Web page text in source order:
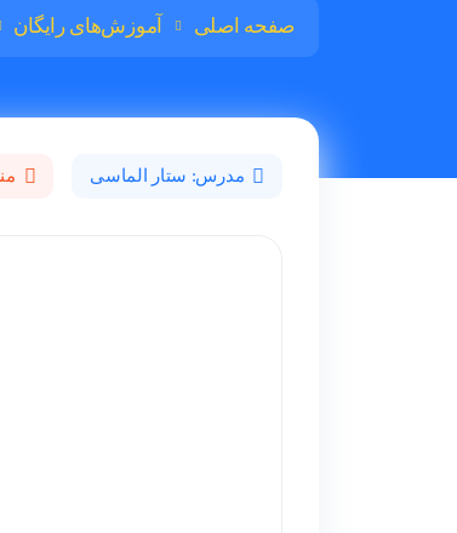
صفحه اصلی آموزش‌های رایگان
مدرس: ستار الماسی